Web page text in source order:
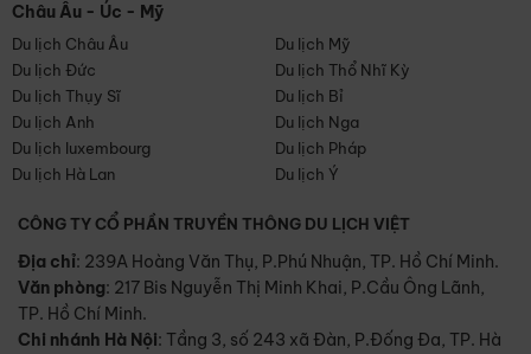
Châu Âu - Úc - Mỹ
Du lịch Châu Âu
Du lịch Mỹ
Du lịch Đức
Du lịch Thổ Nhĩ Kỳ
Du lịch Thụy Sĩ
Du lịch Bỉ
Du lịch Anh
Du lịch Nga
Du lịch luxembourg
Du lịch Pháp
Du lịch Hà Lan
Du lịch Ý
CÔNG TY CỔ PHẦN TRUYỀN THÔNG DU LỊCH VIỆT
Địa chỉ: 239A Hoàng Văn Thụ, P.Phú Nhuận, TP. Hồ Chí Minh.
Văn phòng: 217 Bis Nguyễn Thị Minh Khai, P.Cầu Ông Lãnh,
TP. Hồ Chí Minh.
Chi nhánh Hà Nội: Tầng 3, số 243 xã Đàn, P.Đống Đa, TP. Hà